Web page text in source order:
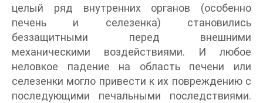
целый ряд внутренних органов (особенно
печень и селезенка) становились
беззащитными перед внешними
механическими воздействиями. И любое
неловкое падение на область печени или
селезенки могло привести к их повреждению с
последующими печальными последствиями.